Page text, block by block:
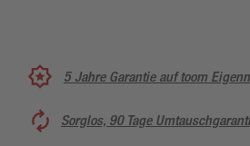
5 Jahre Garantie auf toom
Sorglos, 90 Tage